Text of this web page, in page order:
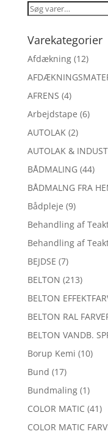
Søg
Varekategorier
Afdækning (12)
AFRENS (4)
Arbejdstape (6)
AUTOLAK (2)
AUTOLAK &
BÅDMALING (44)
BÅDMALNG FRA
Bådpleje (9)
Behandling af
Behandling af
BEJDSE (7)
BELTON (213)
BELTON
BELTON RAL
BELTON VANDB.
Borup Kemi (10)
Bund (17)
Bundmaling (1)
COLOR MATIC (41)
COLOR MATIC